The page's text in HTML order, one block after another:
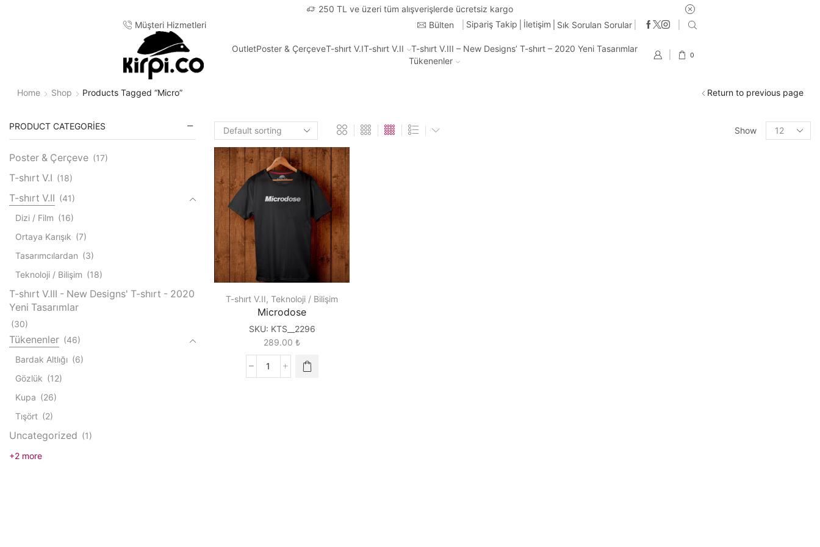
Türkiye'nin Heryerine 2-3 iş günü içinde kargo
Müşteri Hizmetleri
Bülten Sipariş Takip İletişim Sık Sorulan Sorular
OutletPoster & ÇerçeveT-shırt V.IT-shırt V.II
T-shırt V.III – New Designs’ T-shırt – 2020 Yeni Tasarımlar
Tükenenler
0
Home Shop Products Tagged “micro” Return to previous page
Show
Products
per
T-shırt V.II, Teknoloji / Bilişim
Microdose
SKU: KTS__2296
289.00 ₺
Microdose
PRODUCT CATEGORIES
Poster & Çerçeve (17)
T-shırt V.I (18)
T-shırt V.II (41)
Dizi / Film (16)
Ortaya Karışık (7)
Tasarımcılardan (3)
Teknoloji / Bilişim (18)
T-shırt V.III - New Designs' T-shırt - 2020
Yeni Tasarımlar
(30)
Tükenenler (46)
Bardak Altlığı (6)
Gözlük (12)
Kupa (26)
Tışört (2)
Uncategorized (1)
+2 more